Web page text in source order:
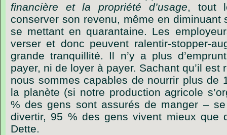
financière et la propriété d’usage, tout
conserver son revenu, même en diminuant
se mettant en quarantaine. Les
verser et donc peuvent ralentir-stopper-
grande tranquillité. Il n’y a plus
payer, ni de loyer à payer. Sachant qu’il
nous sommes capables de nourrir plus de
la planète (si notre production agricole
% des gens sont assurés de manger –
divertir, 95 % des gens vivent mieux que
Dette.